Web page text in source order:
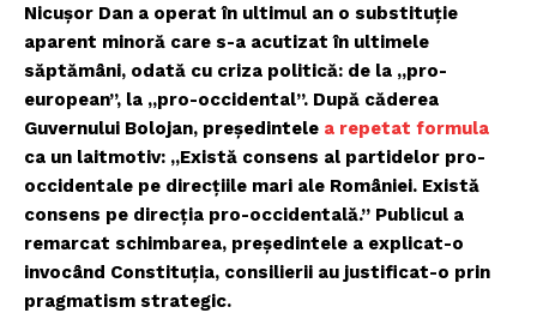
Nicușor Dan a operat în ultimul an o substituție
aparent minoră care s-a acutizat în ultimele
săptămâni, odată cu criza politică: de la „pro-
european”, la „pro-occidental”. După căderea
Guvernului Bolojan, președintele a repetat formula
ca un laitmotiv: „Există consens al partidelor pro-
occidentale pe direcțiile mari ale României. Există
consens pe direcția pro-occidentală.” Publicul a
remarcat schimbarea, președintele a explicat-o
invocând Constituția, consilierii au justificat-o prin
pragmatism strategic.